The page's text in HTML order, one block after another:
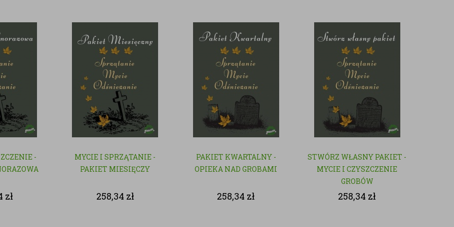
-
zł
MYCIE I SPRZĄTANIE -
PAKIET MIESIĘCZY
258,34 zł
PAKIET KWARTALNY -
OPIEKA NAD GROBAMI
258,34 zł
STWÓRZ WŁASNY PAKIET -
MYCIE I CZYSZCZENIE
GROBÓW
258,34 zł